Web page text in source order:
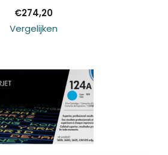
€274,20
Vergelijken